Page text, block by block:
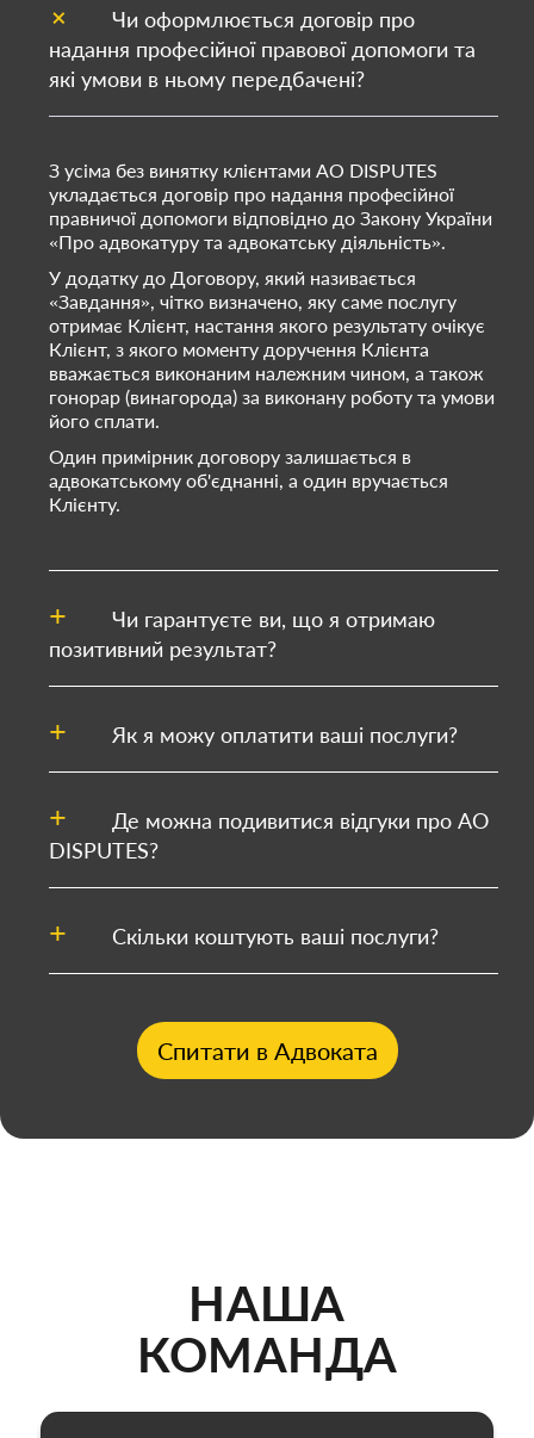
Чи оформлюється договір про
надання професійної правової допомоги та
які умови в ньому передбачені?
З усіма без винятку клієнтами АО DISPUTES
укладається договір про надання професійної
правничої допомоги відповідно до Закону України
«Про адвокатуру та адвокатську діяльність».
У додатку до Договору, який називається
«Завдання», чітко визначено, яку саме послугу
отримає Клієнт, настання якого результату очікує
Клієнт, з якого моменту доручення Клієнта
вважається виконаним належним чином, а також
гонорар (винагорода) за виконану роботу та умови
його сплати.
Один примірник договору залишається в
адвокатському об'єднанні, а один вручається
Клієнту.
Чи гарантуєте ви, що я отримаю
позитивний результат?
Як я можу оплатити ваші послуги?
Де можна подивитися відгуки про АО
DISPUTES?
Скільки коштують ваші послуги?
Спитати в Адвоката
НАША
КОМАНДА